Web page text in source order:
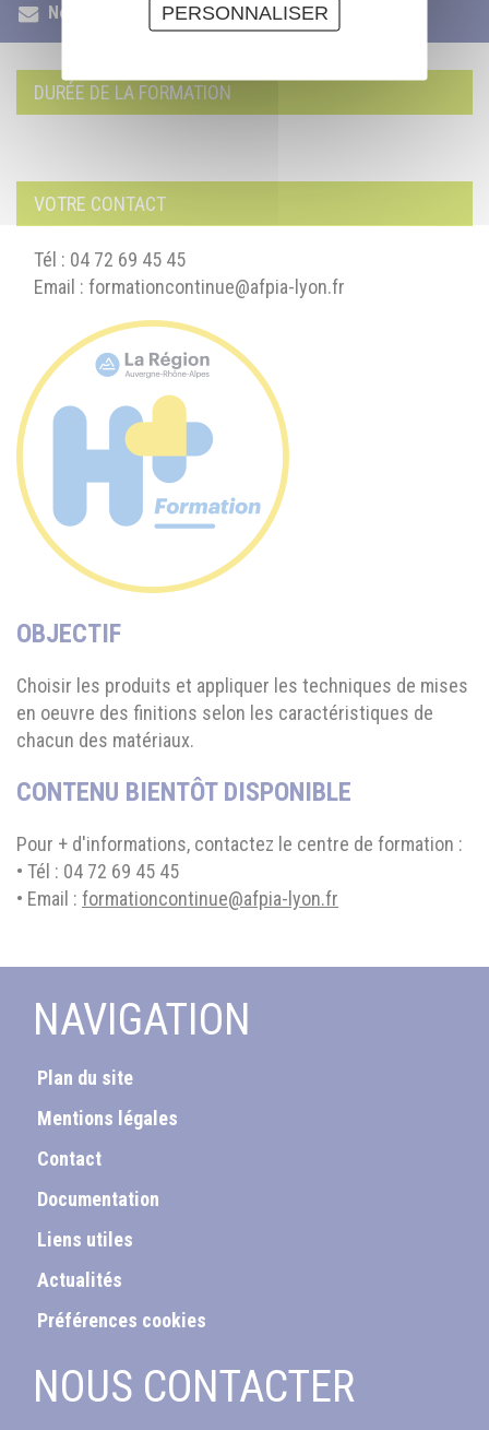
Nous contacter
DURÉE DE LA FORMATION
VOTRE CONTACT
Tél : 04 72 69 45 45
Email : formationcontinue@afpia-lyon.fr
OBJECTIF
Choisir les produits et appliquer les techniques de mises
en oeuvre des finitions selon les caractéristiques de
chacun des matériaux.
CONTENU BIENTÔT DISPONIBLE
Pour + d'informations, contactez le centre de formation :
• Tél : 04 72 69 45 45
• Email : formationcontinue@afpia-lyon.fr
NAVIGATION
Plan du site
Mentions légales
Contact
Documentation
Liens utiles
Actualités
Préférences cookies
NOUS CONTACTER
PERSONNALISER